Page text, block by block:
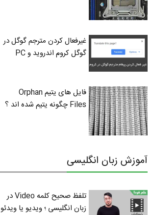
غیرفعال کردن مترجم گوگل در
گوگل کروم اندروید و PC
فایل های یتیم Orphan
Files چگونه یتیم شده اند ؟
آموزش زبان انگلیسی
تلفظ صحیح کلمه Video در
زبان انگلیسی ؛ ویدیو یا ویدئو